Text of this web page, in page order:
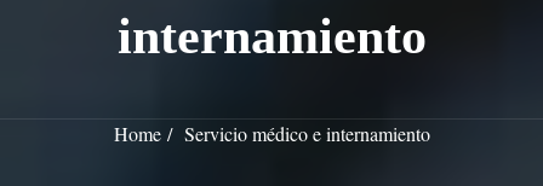
internamiento
Home Servicio médico e internamiento